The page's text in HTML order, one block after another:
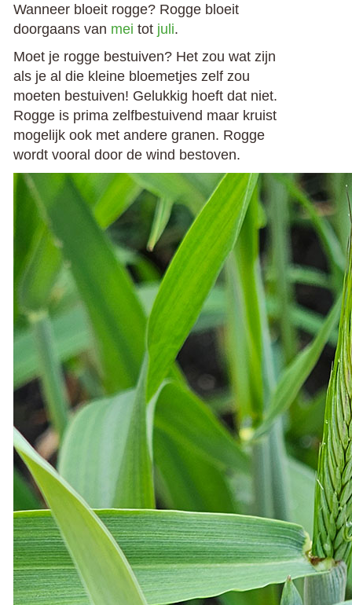
Wanneer bloeit rogge? Rogge bloeit
doorgaans van mei tot juli.
Moet je rogge bestuiven? Het zou wat zijn
als je al die kleine bloemetjes zelf zou
moeten bestuiven! Gelukkig hoeft dat niet.
Rogge is prima zelfbestuivend maar kruist
mogelijk ook met andere granen. Rogge
wordt vooral door de wind bestoven.